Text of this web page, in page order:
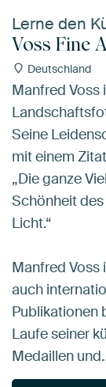
Lerne den
Voss Fine
Deutschland
Manfred Voss
Seine
mit einem
„Die ganze
Schönheit
Licht.“
Manfred Voss
auch
Publikationen
Laufe seiner
Medaillen